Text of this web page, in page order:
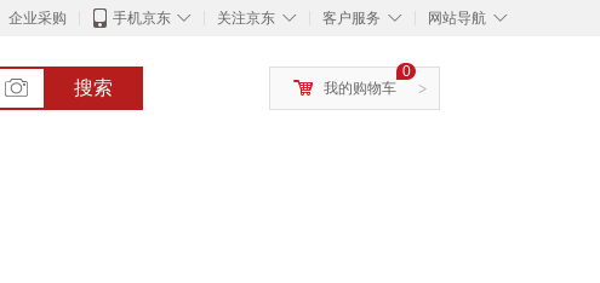
企业采购 ◇
手机京东 ◇
关注京东 ◇
客户服务 ◇
网站导航
搜索 >
0
我的购物车